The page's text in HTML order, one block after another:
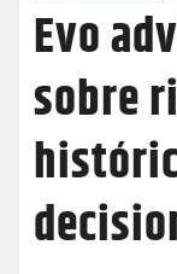
Evo
sobre